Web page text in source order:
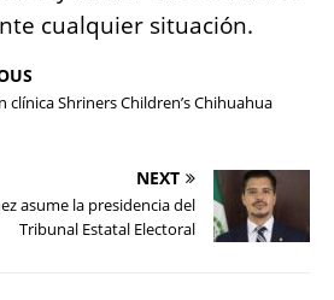
cualquier situación.
clínica Shriners Children’s Chihuahua
NEXT
asume la presidencia del
Tribunal Estatal Electoral